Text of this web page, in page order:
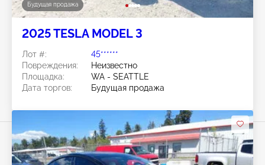
Будущая продажа
2025 TESLA MODEL 3
Лот #:
45******
Повреждения:
Неизвестно
Площадка:
WA - SEATTLE
Дата торгов:
Будущая продажа